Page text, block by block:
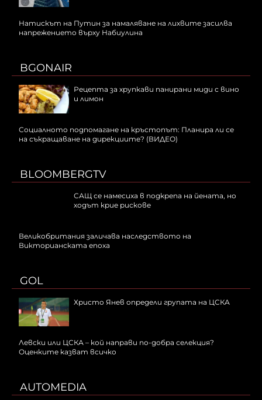
Натискът на Путин за намаляване на лихвите засилва
напрежението върху Набиулина
BGONAIR
Рецепта за хрупкави панирани миди с вино
и лимон
Социалното подпомагане на кръстопът: Планира ли се
на съкращаване на дирекциите? (ВИДЕО)
BLOOMBERGTV
САЩ се намесиха в подкрепа на йената, но
ходът крие рискове
Великобритания заличава наследството на
Викторианската епоха
GOL
Христо Янев определи групата на ЦСКА
Левски или ЦСКА – кой направи по-добра селекция?
Оценките казват всичко
AUTOMEDIA